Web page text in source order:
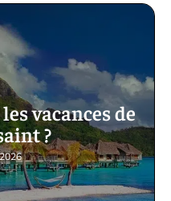
vacances de
?